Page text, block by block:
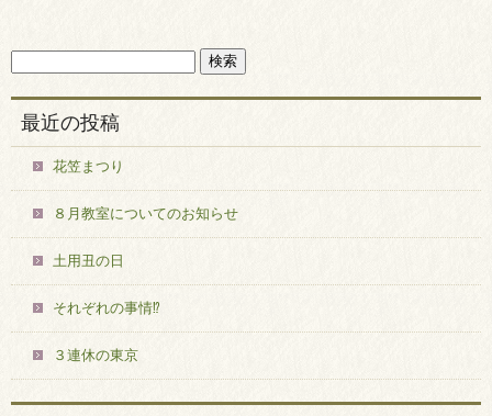
最近の投稿
花笠まつり
８月教室についてのお知らせ
土用丑の日
それぞれの事情⁉
３連休の東京